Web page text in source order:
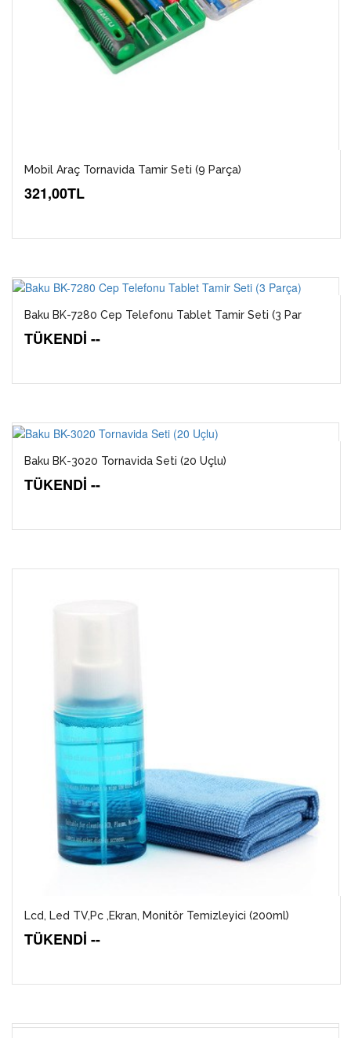
Mobil Araç Tornavida Tamir Seti (9 Parça)
321,00TL
Baku BK-7280 Cep Telefonu Tablet Tamir Seti (3 Par
TÜKENDİ --
Baku BK-3020 Tornavida Seti (20 Uçlu)
TÜKENDİ --
Lcd, Led TV,Pc ,Ekran, Monitör Temizleyici (200ml)
TÜKENDİ --